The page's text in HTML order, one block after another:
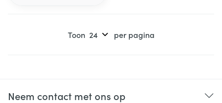
Toon per pagina
Neem contact met ons op